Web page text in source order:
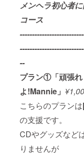
メンヘラ初心者
コース
-
--
プラン①「頑張れ
よ!Mannie」
こちらのプランは
の支援です。
CDやグッズなど
りませんが